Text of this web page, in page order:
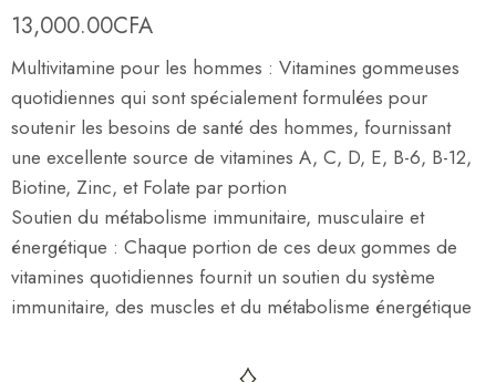
13,000.00CFA
Multivitamine pour les hommes : Vitamines gommeuses
quotidiennes qui sont spécialement formulées pour
soutenir les besoins de santé des hommes, fournissant
une excellente source de vitamines A, C, D, E, B-6, B-12,
Biotine, Zinc, et Folate par portion
Soutien du métabolisme immunitaire, musculaire et
énergétique : Chaque portion de ces deux gommes de
vitamines quotidiennes fournit un soutien du système
immunitaire, des muscles et du métabolisme énergétique